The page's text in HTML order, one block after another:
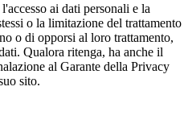
ai dati personali e la
o la limitazione del trattamento
o di opporsi al loro trattamento,
Qualora ritenga, ha anche il
al Garante della Privacy
sito.